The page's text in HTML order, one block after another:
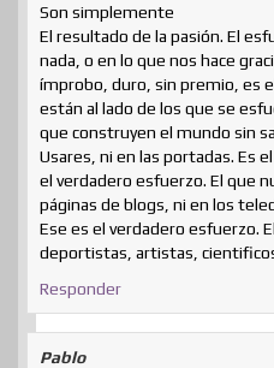
Son simplemente
El resultado de la pasión. El
nada, o en lo que nos hace
ímprobo, duro, sin premio, es
están al lado de los que se
que construyen el mundo sin
Usares, ni en las portadas. Es
el verdadero esfuerzo. El que
páginas de blogs, ni en los
Ese es el verdadero esfuerzo.
deportistas, artistas,
Responder
Pablo